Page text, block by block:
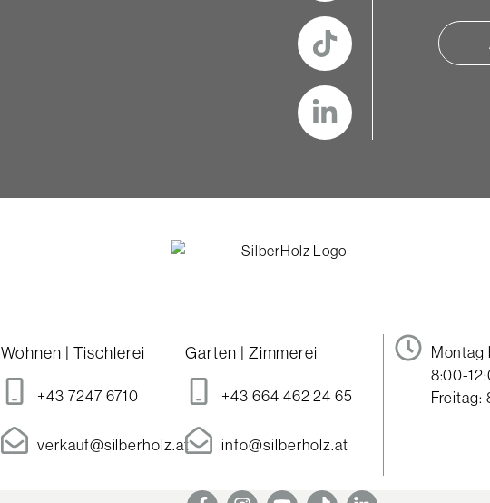
Wohnen | Tischlerei
+43 7247 6710
verkauf@silberholz.at
Garten | Zimmerei
+43 664 462 24 65
info@silberholz.at
Montag
8:00-
Freitag: